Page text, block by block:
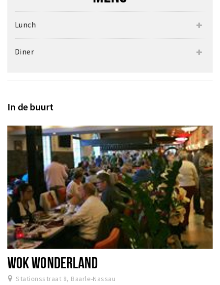
Lunch
Diner
In de buurt
WOK WONDERLAND
Stationsstraat 8, Baarle-Nassau